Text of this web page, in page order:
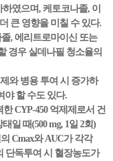
였으며, 케토코나졸, 이
큰 영향을 미칠 수 있다.
, 에리트로마이신 또는
경우 실데나필 청소율의
와 병용 투여 시 증가하
야 할 수도 있다.
CYP-450 억제제로서 건
일 때(500 mg, 1일 2회)
Cmax와 AUC가 각각
단독투여 시 혈장농도가